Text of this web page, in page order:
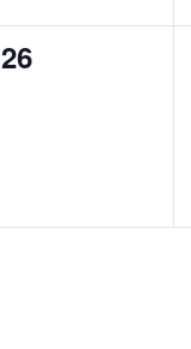
0
26